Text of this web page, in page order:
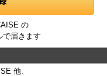
の
で届きます
他、